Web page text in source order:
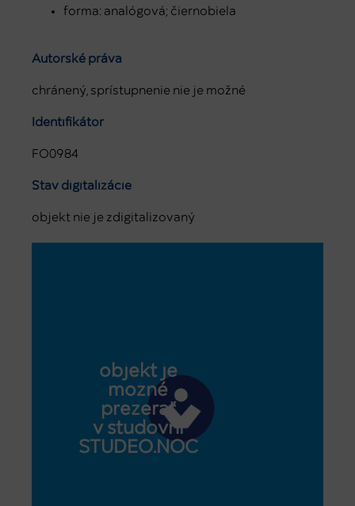
forma: analógová; čiernobiela
Autorské práva
chránený, sprístupnenie nie je možné
Identifikátor
FO0984
Stav digitalizácie
objekt nie je zdigitalizovaný
objekt je
možné
prezerať
v študovni
STUDEO.NOC